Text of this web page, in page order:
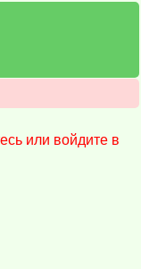
или войдите в